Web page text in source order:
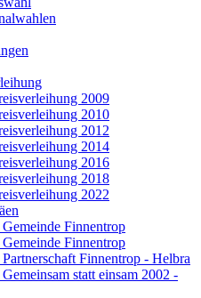
2009
2010
2012
2014
2016
2018
2022
Gemeinde Finnentrop
Gemeinde Finnentrop
Partnerschaft Finnentrop - Helbra
Gemeinsam statt einsam 2002 -